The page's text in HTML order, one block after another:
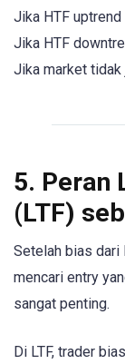
Jika HTF
Jika HTF
Jika market
5. Peran
(LTF)
Setelah bias dari
mencari entry
sangat penting.
Di LTF, trader